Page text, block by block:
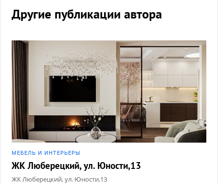
Другие публикации автора
МЕБЕЛЬ И ИНТЕРЬЕРЫ
ЖК Люберецкий, ул. Юности,13
ЖК Люберецкий, ул. Юности,13